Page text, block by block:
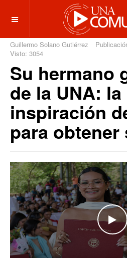
OFF CANVAS
Guillermo Solano Gutiérrez
Visto: 3054
Su hermano
de la UNA:
inspiración
para